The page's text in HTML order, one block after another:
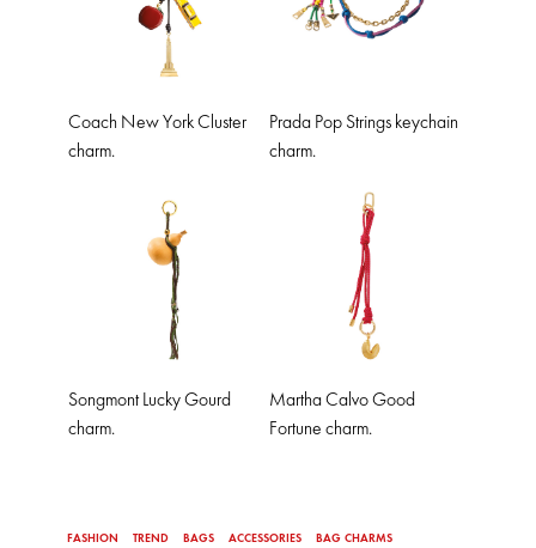
Coach New York Cluster
charm.
Prada Pop Strings keychain
charm.
Songmont Lucky Gourd
charm.
Martha Calvo Good
Fortune charm.
FASHION TREND BAGS ACCESSORIES BAG CHARMS